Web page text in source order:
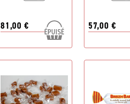
81,00 € 57,00 €